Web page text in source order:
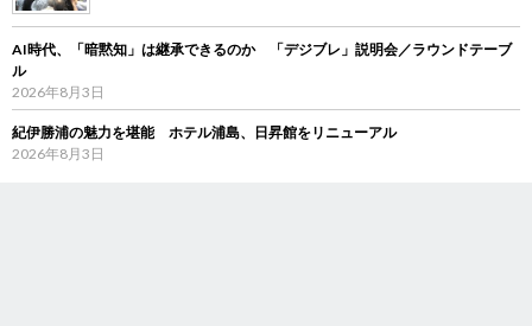
AI時代、「暗黙知」は継承できるのか 「デジブレ」説明会／ラウンドテーブ
ル
2026年8月3日
紀伊勝浦の魅力を堪能 ホテル浦島、日昇館をリニューアル
2026年8月3日